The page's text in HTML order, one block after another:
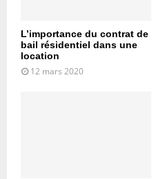
L’importance du contrat de
bail résidentiel dans une
location
12 mars 2020